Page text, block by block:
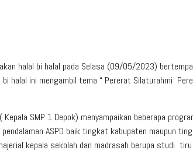
halal bi halal pada Selasa (09/05/2023)
bi halal ini mengambil tema “ Pererat Silaturahmi
SMP 1 Depok) menyampaikan beberapa
ASPD baik tingkat kabupaten maupun
kepala sekolah dan madrasah berupa studi